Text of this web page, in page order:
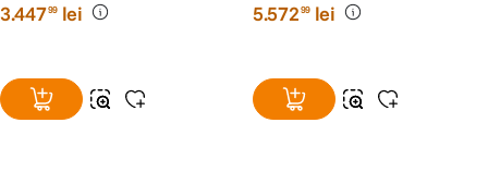
3.44799 lei 5.57299 lei